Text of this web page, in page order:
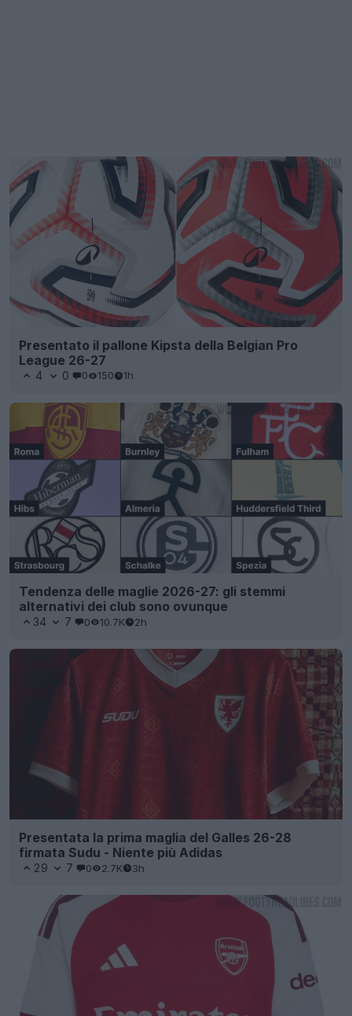
Presentato il pallone Kipsta della Belgian Pro
League 26-27
4 0 0 150 1h
Tendenza delle maglie 2026-27: gli stemmi
alternativi dei club sono ovunque
34 7 0 10.7K 2h
Presentata la prima maglia del Galles 26-28
firmata Sudu - Niente più Adidas
29 7 0 2.7K 3h